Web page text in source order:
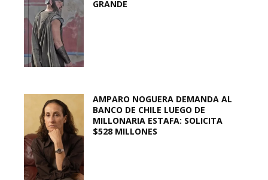
GRANDE
AMPARO NOGUERA DEMANDA AL
BANCO DE CHILE LUEGO DE
MILLONARIA ESTAFA: SOLICITA
$528 MILLONES